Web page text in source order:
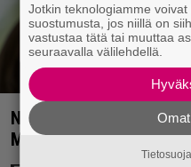
Nyt Netflixissä: 180
Margot Robbie vei
Jotkin teknologiamme
suostumusta, jos niillä on
vastustaa tätä tai muuttaa
seuraavalla välilehdellä.